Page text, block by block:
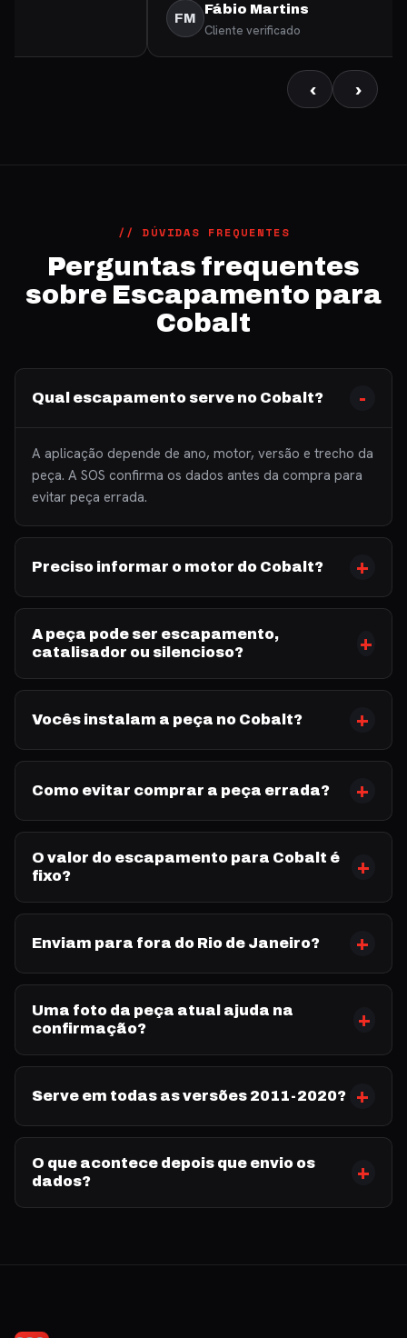
Fábio Martins
Cliente verificado
‹ ›
// DÚVIDAS FREQUENTES
Perguntas frequentes
sobre Escapamento para
Cobalt
Qual escapamento serve no Cobalt?
A aplicação depende de ano, motor, versão e trecho da
peça. A SOS confirma os dados antes da compra para
evitar peça errada.
Preciso informar o motor do Cobalt?
A peça pode ser escapamento,
catalisador ou silencioso?
Vocês instalam a peça no Cobalt?
Como evitar comprar a peça errada?
O valor do escapamento para Cobalt é
fixo?
Enviam para fora do Rio de Janeiro?
Uma foto da peça atual ajuda na
confirmação?
Serve em todas as versões 2011-2020?
O que acontece depois que envio os
dados?